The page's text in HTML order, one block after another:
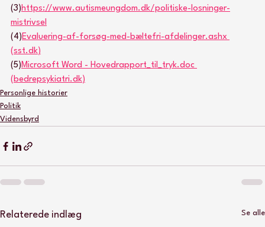
(3)https://www.autismeungdom.dk/politiske-losninger-
mistrivsel
(4)Evaluering-af-forsøg-med-bæltefri-afdelinger.ashx
(sst.dk)
(5)Microsoft Word - Hovedrapport_til_tryk.doc
(bedrepsykiatri.dk)
Personlige historier
Politik
Vidensbyrd
Relaterede indlæg Se alle